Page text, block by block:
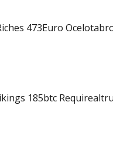
473Euro
185btc